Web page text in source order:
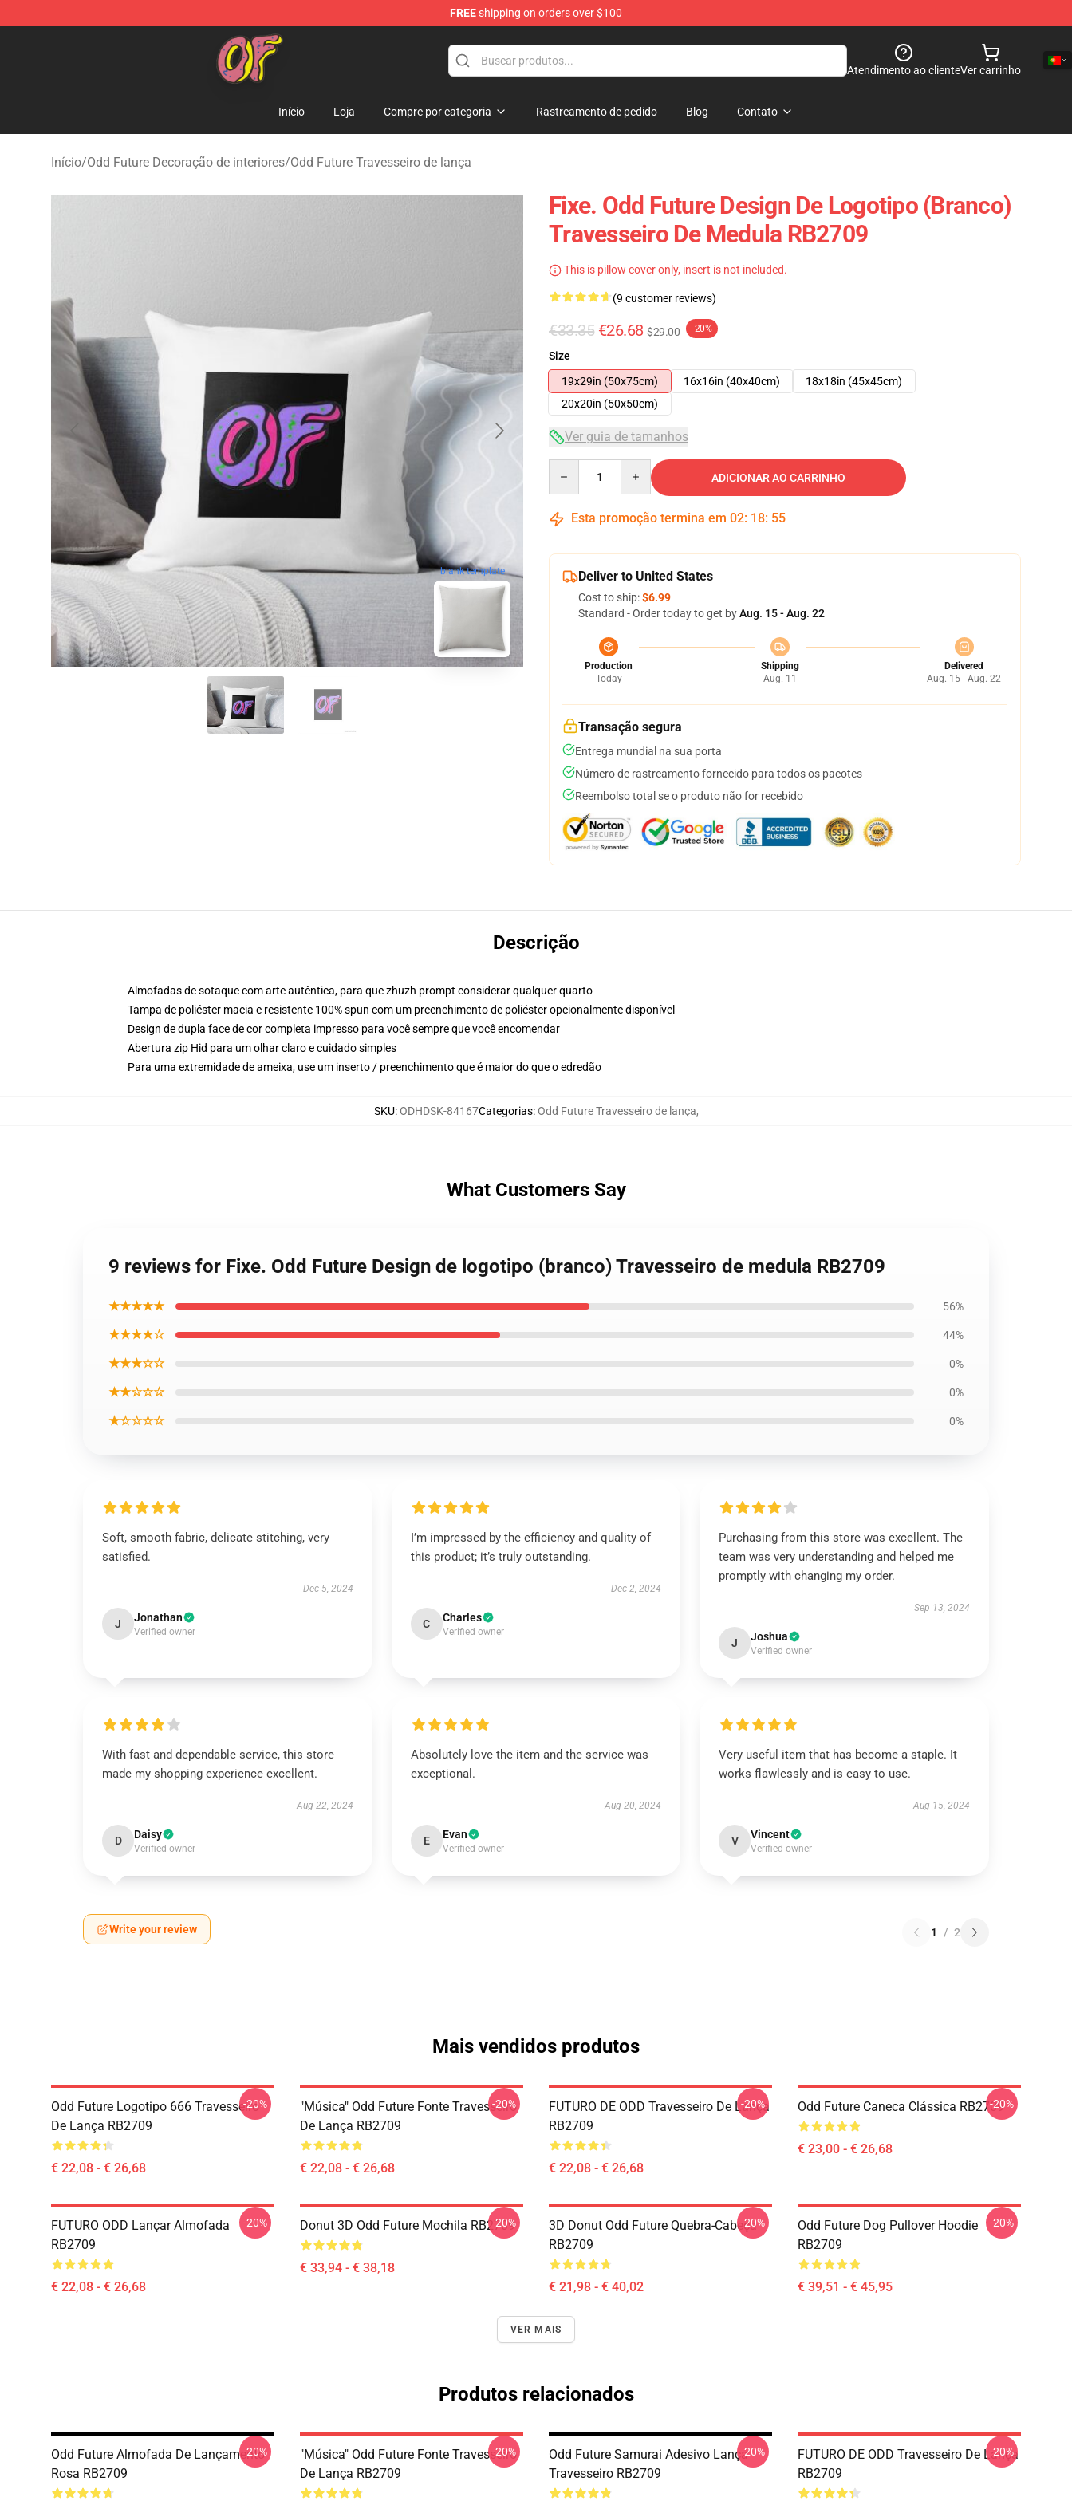
FREEshipping on orders over $100
Odd Future Shop - Official Odd Future Merchandise Store
Atendimento ao clienteVer carrinho
Início Loja Compre por categoria Rastreamento de pedido Blog Contato
Início/Odd Future Decoração de interiores/Odd Future Travesseiro de lança
blank template
Fixe. Odd Future Design De Logotipo (branco)
Travesseiro De Medula RB2709
This is pillow cover only, insert is not included.
(9 customer reviews)
€33.35 €26.68 $29.00 -20%
Size
19x29in (50x75cm)
16x16in (40x40cm)
18x18in (45x45cm)
20x20in (50x50cm)
Ver guia de tamanhos
ADICIONAR AO CARRINHO
Esta promoção termina em 02: 18: 54
Deliver to United States
Cost to ship:$6.99
Standard - Order today to get byAug. 15 - Aug. 22
Production
Today
Shipping
Aug. 11
Delivered
Aug. 15 - Aug. 22
Transação segura
Entrega mundial na sua porta
Número de rastreamento fornecido para todos os pacotes
Reembolso total se o produto não for recebido
Descrição
Almofadas de sotaque com arte autêntica, para que zhuzh prompt considerar qualquer quarto
Tampa de poliéster macia e resistente 100% spun com um preenchimento de poliéster opcionalmente disponível
Design de dupla face de cor completa impresso para você sempre que você encomendar
Abertura zip Hid para um olhar claro e cuidado simples
Para uma extremidade de ameixa, use um inserto / preenchimento que é maior do que o edredão
SKU:ODHDSK-84167Categorias:Odd Future Travesseiro de lança,
What Customers Say
9 reviews for Fixe. Odd Future Design de logotipo (branco) Travesseiro de medula RB2709
★★★★★ 56%
★★★★☆ 44%
★★★☆☆ 0%
★★☆☆☆ 0%
★☆☆☆☆ 0%
Soft, smooth fabric, delicate stitching, very
satisfied.
Dec 5, 2024
J Jonathan
Verified owner
I’m impressed by the efficiency and quality of
this product; it’s truly outstanding.
Dec 2, 2024
C Charles
Verified owner
Purchasing from this store was excellent. The
team was very understanding and helped me
promptly with changing my order.
Sep 13, 2024
J Joshua
Verified owner
With fast and dependable service, this store
made my shopping experience excellent.
Aug 22, 2024
D Daisy
Verified owner
Absolutely love the item and the service was
exceptional.
Aug 20, 2024
E Evan
Verified owner
Very useful item that has become a staple. It
works flawlessly and is easy to use.
Aug 15, 2024
V Vincent
Verified owner
Write your review 1 / 2
Mais vendidos produtos
Odd Future Logotipo 666 Travesseiro
De Lança RB2709
€ 22,08 - € 26,68
-20%
"Música" Odd Future Fonte Travesseiro
De Lança RB2709
€ 22,08 - € 26,68
-20%
FUTURO DE ODD Travesseiro De Lança
RB2709
€ 22,08 - € 26,68
-20% Odd Future Caneca Clássica RB2709
€ 23,00 - € 26,68
-20%
FUTURO ODD Lançar Almofada
RB2709
€ 22,08 - € 26,68
-20% Donut 3D Odd Future Mochila RB2709
€ 33,94 - € 38,18
-20%
3D Donut Odd Future Quebra-Cabeça
RB2709
€ 21,98 - € 40,02
-20%
Odd Future Dog Pullover Hoodie
RB2709
€ 39,51 - € 45,95
-20%
VER MAIS
Produtos relacionados
Odd Future Almofada De Lançamento
Rosa RB2709
-20%
"Música" Odd Future Fonte Travesseiro
De Lança RB2709
-20%
Odd Future Samurai Adesivo Lança
Travesseiro RB2709
-20%
FUTURO DE ODD Travesseiro De Lança
RB2709
-20%